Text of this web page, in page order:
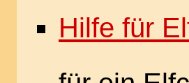
Hilfe für